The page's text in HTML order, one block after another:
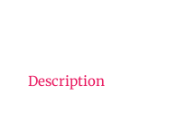
Description